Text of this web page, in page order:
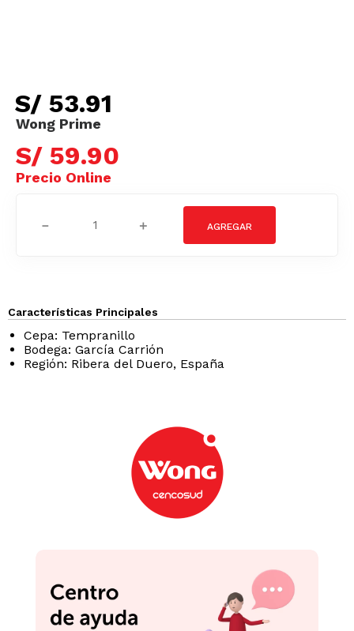
S/ 53.91
S/ 59.90
＋
－
Características Principales
Cepa: Tempranillo
Bodega: García Carrión
Región: Ribera del Duero, España